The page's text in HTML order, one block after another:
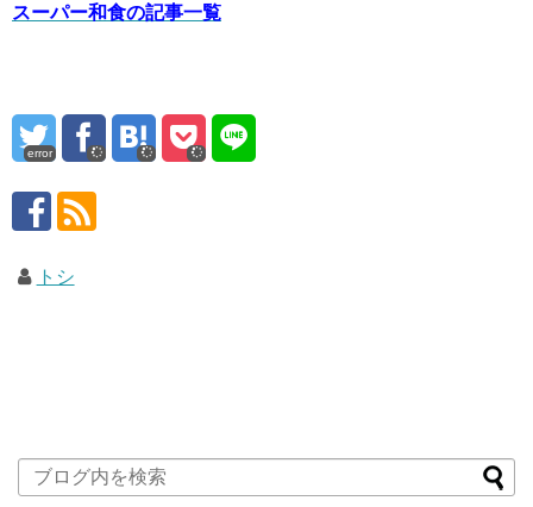
スーパー和食の記事一覧
error
トシ